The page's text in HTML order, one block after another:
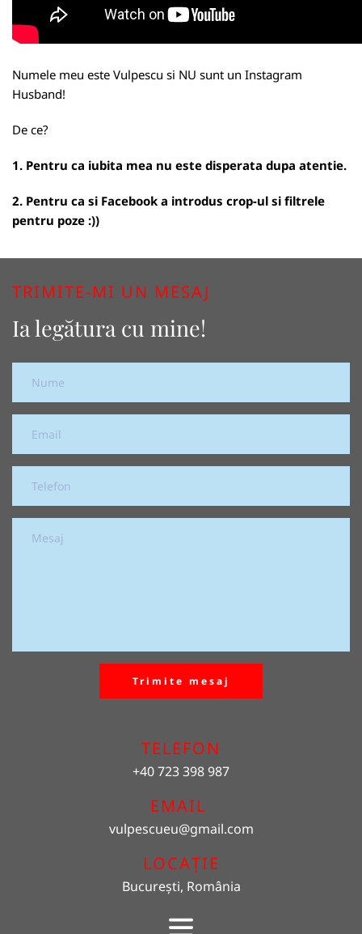
Numele meu este Vulpescu si NU sunt un Instagram
Husband!
De ce?
1. Pentru ca iubita mea nu este disperata dupa atentie.
2. Pentru ca si Facebook a introdus crop-ul si filtrele
pentru poze :))
TRIMITE-MI UN MESAJ
Ia legătura cu mine!
Trimite mesaj
TELEFON
+40 723 398 987
EMAIL
vulpescueu@gmail.com
LOCAȚIE
București, România